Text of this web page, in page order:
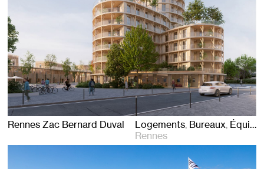
Rennes Zac Bernard Duval Logements Bureaux Équipements
Rennes